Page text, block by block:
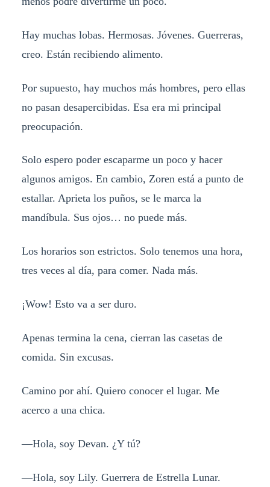
Hay muchas lobas. Hermosas. Jóvenes. Guerreras,
creo. Están recibiendo alimento.
Por supuesto, hay muchos más hombres, pero ellas
no pasan desapercibidas. Esa era mi principal
preocupación.
Solo espero poder escaparme un poco y hacer
algunos amigos. En cambio, Zoren está a punto de
estallar. Aprieta los puños, se le marca la
mandíbula. Sus ojos… no puede más.
Los horarios son estrictos. Solo tenemos una hora,
tres veces al día, para comer. Nada más.
¡Wow! Esto va a ser duro.
Apenas termina la cena, cierran las casetas de
comida. Sin excusas.
Camino por ahí. Quiero conocer el lugar. Me
acerco a una chica.
—Hola, soy Devan. ¿Y tú?
—Hola, soy Lily. Guerrera de Estrella Lunar.